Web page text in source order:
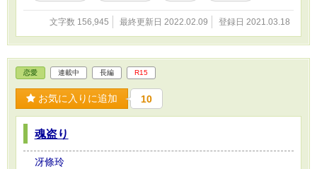
子は、真実の記憶を永遠に忘却することを願っ
子は、真実を決して忘れないことを、その魂に
誓った。 対極の皇子たちが織り成す物語が、
今、カムラ帝国を揺るがす――！
文字数 156,945 最終更新日 2022.02.09 登録日 2021.03.18
恋愛 連載中 長編 R15
お気に入りに追加 10
魂盗り
冴條玲